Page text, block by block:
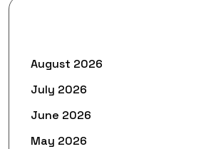
August 2026
July 2026
June 2026
May 2026